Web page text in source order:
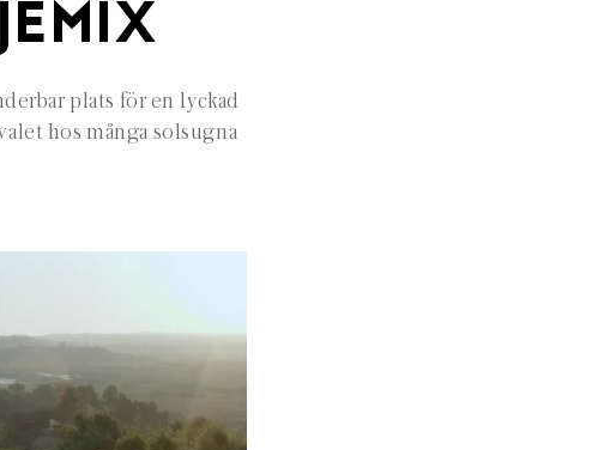
plats för en lyckad
hos många solsugna